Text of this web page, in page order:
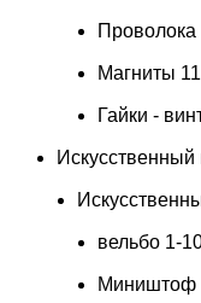
Проволока
Магниты 11
Гайки -
Искусственный
вельбо 1-
Миништоф